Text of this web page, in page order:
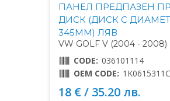
ПАНЕЛ ПРЕДПАЗЕН
ДИСК (ДИСК С
345MM) ЛЯВ
VW GOLF V (2004 - 2008)
CODE: 036101114
OEM CODE: 1K0615311C
18 € / 35.20 лв.